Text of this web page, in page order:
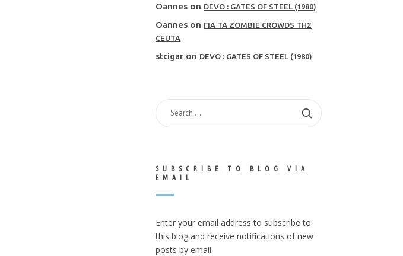
Oannes on DEVO : GATES OF STEEL (1980)
Oannes on ΓΙΑ ΤΑ ZOMBIE CROWDS ΤΗΣ
CEUTA
stcigar on DEVO : GATES OF STEEL (1980)
SEARCH
SUBSCRIBE TO BLOG VIA
EMAIL
Enter your email address to subscribe to
this blog and receive notifications of new
posts by email.